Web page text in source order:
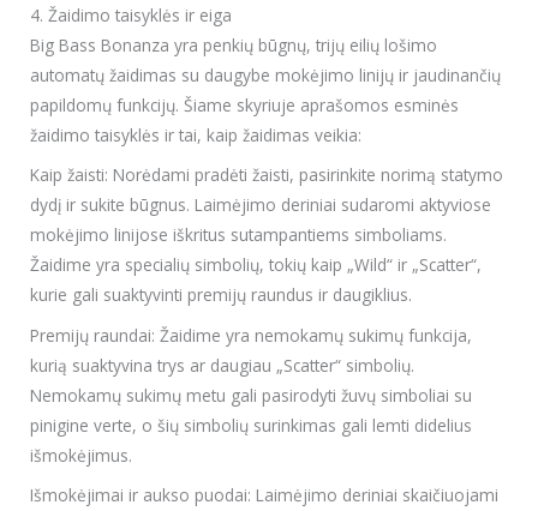
4. Žaidimo taisyklės ir eiga
Big Bass Bonanza yra penkių būgnų, trijų eilių lošimo
automatų žaidimas su daugybe mokėjimo linijų ir jaudinančių
papildomų funkcijų. Šiame skyriuje aprašomos esminės
žaidimo taisyklės ir tai, kaip žaidimas veikia:
Kaip žaisti: Norėdami pradėti žaisti, pasirinkite norimą statymo
dydį ir sukite būgnus. Laimėjimo deriniai sudaromi aktyviose
mokėjimo linijose iškritus sutampantiems simboliams.
Žaidime yra specialių simbolių, tokių kaip „Wild“ ir „Scatter“,
kurie gali suaktyvinti premijų raundus ir daugiklius.
Premijų raundai: Žaidime yra nemokamų sukimų funkcija,
kurią suaktyvina trys ar daugiau „Scatter“ simbolių.
Nemokamų sukimų metu gali pasirodyti žuvų simboliai su
pinigine verte, o šių simbolių surinkimas gali lemti didelius
išmokėjimus.
Išmokėjimai ir aukso puodai: Laimėjimo deriniai skaičiuojami